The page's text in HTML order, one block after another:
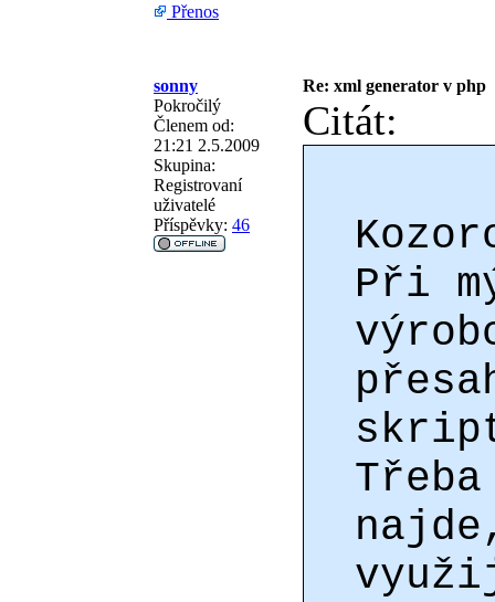
Přenos
sonny
Re: xml generator v php
Pokročilý
Členem od:
21:21 2.5.2009
Skupina:
Registrovaní
uživatelé
Příspěvky: 46
Citát:
Při